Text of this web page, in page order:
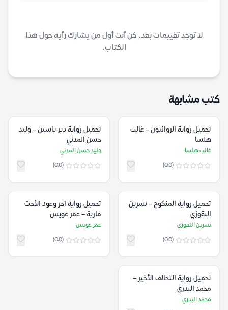
لا توجد تقييمات بعد. كن أنت أول من يشارك رأيه حول هذا
الكتاب.
كتب مشابهة
تحميل رواية الروائيون – غالب
هلسا
غالب هلسا
(0.0)
تحميل رواية دير ياسين – وليد
حسن المدني
وليد حسن المدني
(0.0)
تحميل رواية المنكوح – نسرين
النقوزي
نسرين النقوزي
(0.0)
تحميل رواية آخر وعود اﻷخت
مارية – عمر عويس
عمر عويس
(0.0)
تحميل رواية التحالف الأخير –
محمد البدري
محمد البدري